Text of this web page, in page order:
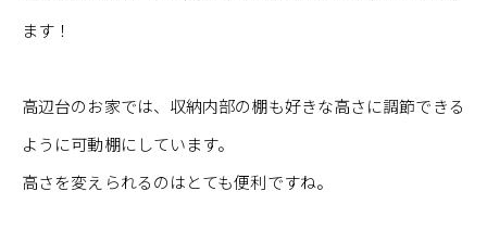
ます！
高辺台のお家では、収納内部の棚も好きな高さに調節できる
ように可動棚にしています。
高さを変えられるのはとても便利ですね。